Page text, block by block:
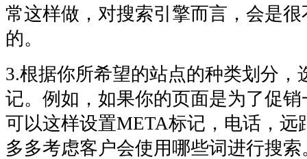
常这样做，对搜索引擎而言，会是
的。
3.根据你所希望的站点的种类划分，
记。例如，如果你的页面是为了促
可以这样设置META标记，电话，远
多多考虑客户会使用哪些词进行搜索